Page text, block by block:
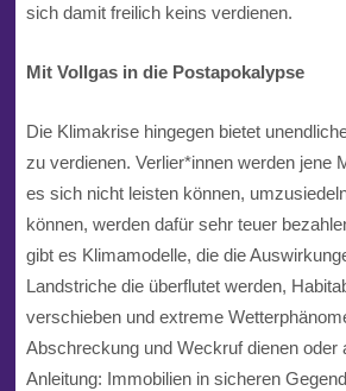
sich damit freilich keins verdienen.
Mit Vollgas in die Postapokalypse
Die Klimakrise hingegen bietet
zu verdienen. Verlier*innen werden jene
es sich nicht leisten können,
können, werden dafür sehr teuer
gibt es Klimamodelle, die die
Landstriche die überflutet werden,
verschieben und extreme
Abschreckung und Weckruf dienen oder
Anleitung: Immobilien in sicheren